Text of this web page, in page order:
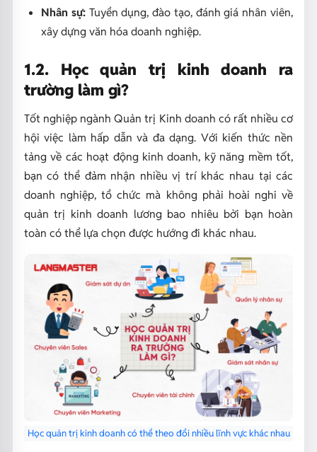
Nhân sự:Tuyển dụng, đào tạo, đánh giá nhân viên,
xây dựng văn hóa doanh nghiệp.
1.2. Học quản trị kinh doanh ra
trường làm gì?
Tốt nghiệp ngành Quản trị Kinh doanh có rất nhiều cơ
hội việc làm hấp dẫn và đa dạng. Với kiến thức nền
tảng về các hoạt động kinh doanh, kỹ năng mềm tốt,
bạn có thể đảm nhận nhiều vị trí khác nhau tại các
doanh nghiệp, tổ chức mà không phải hoài nghi về
quản trị kinh doanh lương bao nhiêu bởi bạn hoàn
toàn có thể lựa chọn được hướng đi khác nhau.
Học quản trị kinh doanh có thể theo đổi nhiều lĩnh vực khác nhau